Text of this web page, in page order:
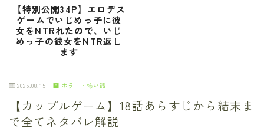
【特別公開34P】エロデス
ゲームでいじめっ子に彼
女をNTRれたので、いじ
めっ子の彼女をNTR返し
ます
2025.08.15 ホラー・怖い話
【カップルゲーム】18話あらすじから結末ま
で全てネタバレ解説